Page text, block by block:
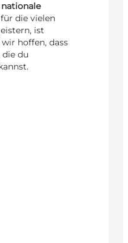
die vielen
ist
hoffen, dass
du